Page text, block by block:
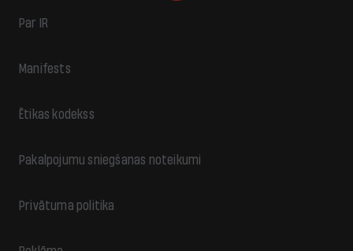
Par IR
Manifests
Ētikas kodekss
Pakalpojumu sniegšanas noteikumi
Privātuma politika